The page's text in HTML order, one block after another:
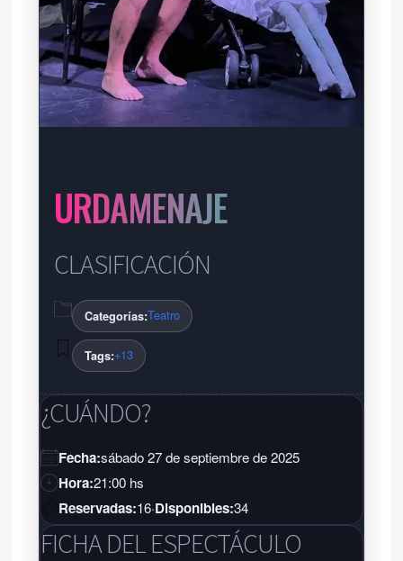
URDAMENAJE
CLASIFICACIÓN
Categorías:Teatro
Tags:+13
¿CUÁNDO?
Fecha:sábado 27 de septiembre de 2025
Hora:21:00 hs
Reservadas:16·Disponibles:34
FICHA DEL ESPECTÁCULO